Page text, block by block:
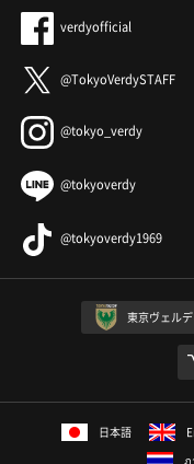
verdyofficial
@TokyoVerdySTAFF
@tokyo_verdy
@tokyoverdy
@tokyoverdy1969
東京ヴェル
日本語
ภ